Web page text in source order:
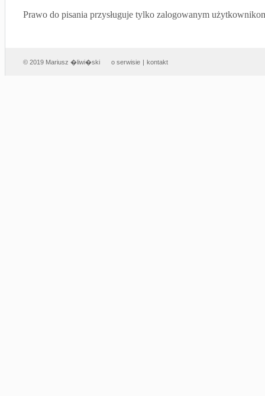
Prawo do pisania przysługuje tylko zalogowanym
© 2019 Mariusz �liwi�ski o serwisie | kontakt